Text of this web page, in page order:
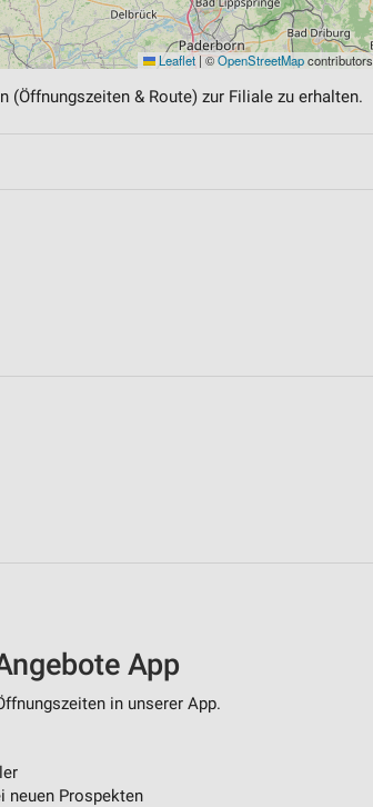
Leaflet | ©OpenStreetMapcontributors
& Route) zur Filiale zu erhalten.
App
in unserer App.
neuen Prospekten